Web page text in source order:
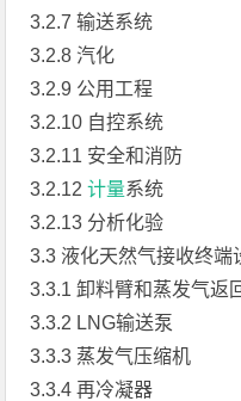
3.2.7 输送系统
3.2.8 汽化
3.2.9 公用工程
3.2.10 自控系统
3.2.11 安全和消防
3.2.12计量系统
3.2.13 分析化验
3.3 液化天然气接收终端
3.3.1 卸料臂和蒸发气返
3.3.2 LNG输送泵
3.3.3 蒸发气压缩机
3.3.4 再冷凝器